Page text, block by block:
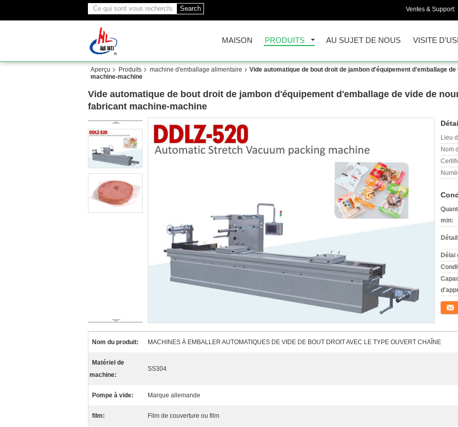
Search Ventes & Support:
MAISON PRODUITS AU SUJET DE NOUS VISITE
Aperçu Produits machine d'emballage alimentaire
Vide automatique de bout droit de jambon d'équipement d'emballage
machine-machine
Vide automatique de bout droit de jambon d'équipement d'emballage de vide de
fabricant machine-machine
Lieu
Nom
min:
Délai
Nom du produit: MACHINES À EMBALLER AUTOMATIQUES DE VIDE DE BOUT DROIT AVEC LE TYPE OUVERT CHAÎNE
Matériel de
machine:
SS304
Pompe à vide: Marque allemande
film: Film de couverture ou film